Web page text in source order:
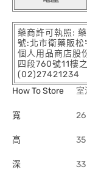
藥商許可執照:
號:北市衛藥販
個人用品商店股
四段760號11樓
(02)27421234
How To Store
室
寬 26
高 35
深 33